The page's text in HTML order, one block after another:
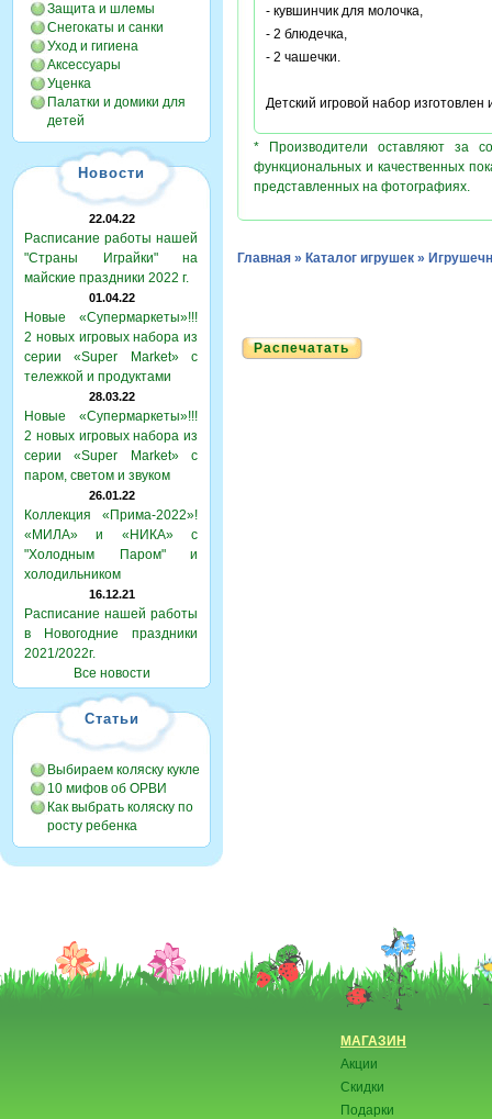
Защита и шлемы
Снегокаты и санки
Уход и гигиена
Аксессуары
Уценка
Палатки и домики для
детей
Новости
22.04.22
Расписание работы нашей
"Страны Играйки" на
майские праздники 2022 г.
01.04.22
Новые «Супермаркеты»!!!
2 новых игровых набора из
серии «Super Market» с
тележкой и продуктами
28.03.22
Новые «Супермаркеты»!!!
2 новых игровых набора из
серии «Super Market» с
паром, светом и звуком
26.01.22
Коллекция «Прима-2022»!
«МИЛА» и «НИКА» с
"Холодным Паром" и
холодильником
16.12.21
Расписание нашей работы
в Новогодние праздники
2021/2022г.
Все новости
Статьи
Выбираем коляску кукле
10 мифов об ОРВИ
Как выбрать коляску по
росту ребенка
- кувшинчик для молочка,
- 2 блюдечка,
- 2 чашечки.
Детский игровой набор изготовлен
* Производители оставляют за
функциональных и качественных
представленных на фотографиях.
Главная » Каталог игрушек »
Распечатать
МАГАЗИН
Акции
Скидки
Подарки